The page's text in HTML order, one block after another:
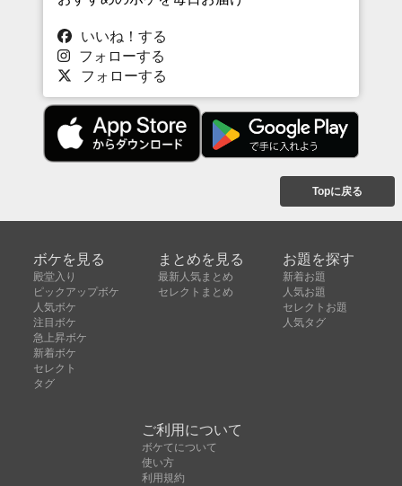
いいね！する
フォローする
フォローする
Topに戻る
ボケを見る
殿堂入り
ピックアップボケ
人気ボケ
注目ボケ
急上昇ボケ
新着ボケ
セレクト
タグ
まとめを見る
最新人気まとめ
セレクトまとめ
お題を探す
新着お題
人気お題
セレクトお題
人気タグ
ご利用について
ボケてについて
使い方
利用規約